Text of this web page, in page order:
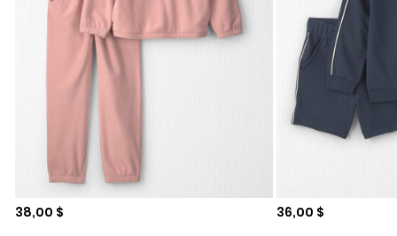
Prix de solde
38,00 $ Prix de solde
36,00 $